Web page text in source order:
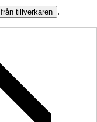
tillverkaren .